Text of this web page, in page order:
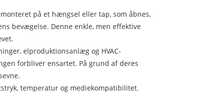
på et hængsel eller tap, som åbnes,
bevægelse. Denne enkle, men effektive
elproduktionsanlæg og HVAC-
forbliver ensartet. På grund af deres
temperatur og mediekompatibilitet.